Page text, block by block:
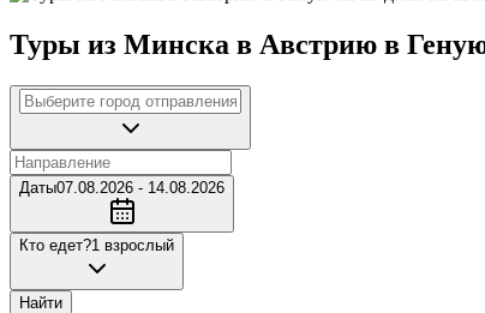
Туры из Минска в Австрию в Геную
Даты07.08.2026 - 14.08.2026
Кто едет?1 взрослый
Найти